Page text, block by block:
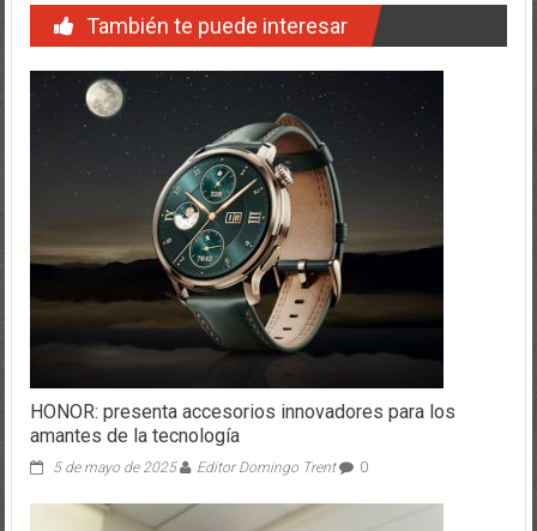
También te puede interesar
HONOR: presenta accesorios innovadores para los
amantes de la tecnología
5 de mayo de 2025 Editor Domingo Trent 0